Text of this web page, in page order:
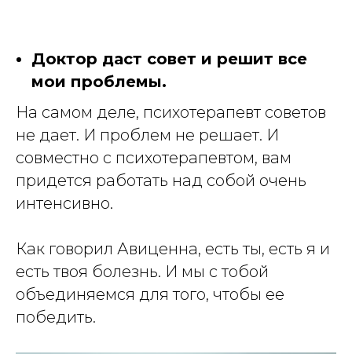
Доктор даст совет и решит все
мои проблемы.
На самом деле, психотерапевт советов
не дает. И проблем не решает. И
совместно с психотерапевтом, вам
придется работать над собой очень
интенсивно.
Как говорил Авиценна, есть ты, есть я и
есть твоя болезнь. И мы с тобой
объединяемся для того, чтобы ее
победить.